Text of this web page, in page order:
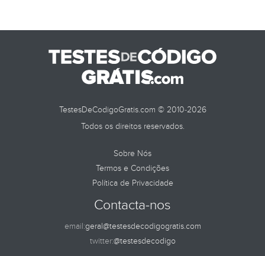
TestesDeCodigoGratis.com © 2010-2026
Todos os direitos reservados.
Sobre Nós
Termos e Condições
Política de Privacidade
Contacta-nos
email:geral@testesdecodigogratis.com
twitter:@testesdecodigo